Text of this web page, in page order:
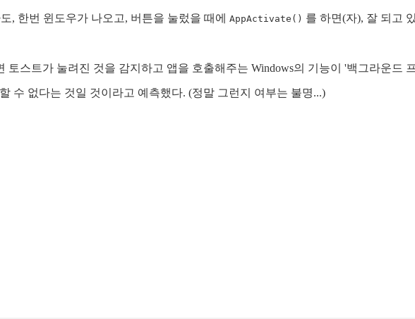
, 한번 윈도우가 나오고, 버튼을 눌렀을 때에 AppActivate() 를 하면(자), 잘 되고
토스트가 눌려진 것을 감지하고 앱을 호출해주는 Windows의 기능이 '백그라운드
수 없다는 것일 것이라고 예측했다. (정말 그런지 여부는 불명...)